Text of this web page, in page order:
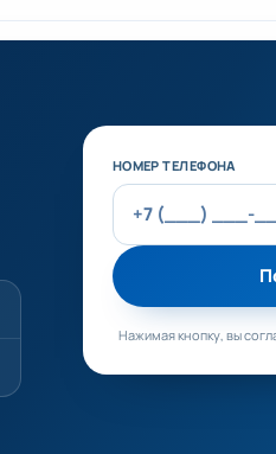
Не заполняйте это
НОМЕР ТЕЛЕФОНА
Нажимая кнопку, вы